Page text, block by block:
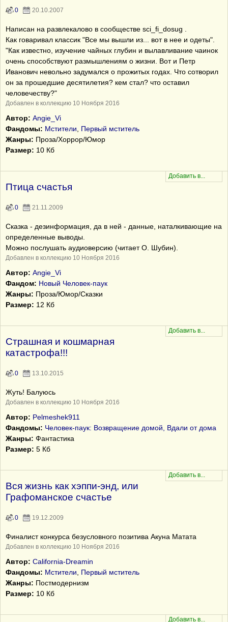
0 20.10.2007
Написан на развлекалово в сообществе sci_fi_dosug .
Как говаривал классик "Все мы вышли из... вот в нее и одеты".
"Как известно, изучение чайных глубин и вылавливание чаинок
очень способствуют размышлениям о жизни. Вот и Петр
Иванович невольно задумался о прожитых годах. Что сотворил
он за прошедшие десятилетия? кем стал? что оставил
человечеству?"
Добавлен в коллекцию 10 Ноября 2016
Автор: Angie_Vi
Фандомы: Мстители
Первый мститель
Жанры: Проза/Хоррор/Юмор
Размер: 10 Кб
Птица счастья
0 21.11.2009
Сказка - дезинформация, да в ней - данные, наталкивающие на
определенные выводы.
Можно послушать аудиоверсию (читает О. Шубин).
Добавлен в коллекцию 10 Ноября 2016
Автор: Angie_Vi
Фандом: Новый Человек-паук
Жанры: Проза/Юмор/Сказки
Размер: 12 Кб
Страшная и кошмарная
катастрофа!!!
0 13.10.2015
Жуть! Балуюсь
Добавлен в коллекцию 10 Ноября 2016
Автор: Pelmeshek911
Фандомы: Человек-паук: Возвращение домой, Вдали от дома
Жанры: Фантастика
Размер: 5 Кб
Вся жизнь как хэппи-энд, или
Графоманское счастье
0 19.12.2009
Финалист конкурса безусловного позитива Акуна Матата
Добавлен в коллекцию 10 Ноября 2016
Автор: California-Dreamin
Фандомы: Мстители
Первый мститель
Жанры: Постмодернизм
Размер: 10 Кб